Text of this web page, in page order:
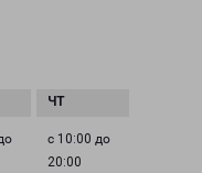
с 10:00 до
20:00